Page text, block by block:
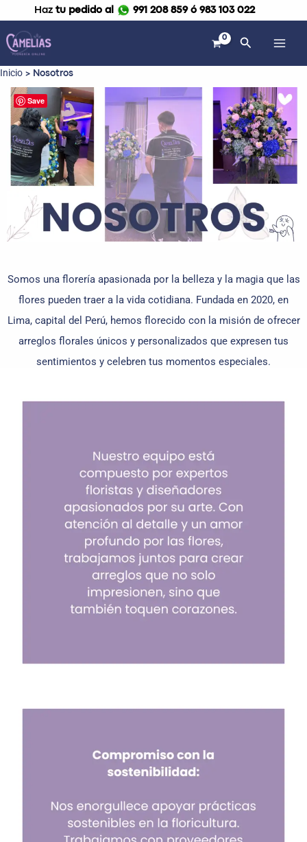
al
contenido
Haz tu pedido al 991 208 859 ó 983 103 022
Buscar
Inicio Nosotros
Somos una florería apasionada por la belleza y la magia que las
flores pueden traer a la vida cotidiana. Fundada en 2020, en
Lima, capital del Perú, hemos florecido con la misión de ofrecer
arreglos florales únicos y personalizados que expresen tus
sentimientos y celebren tus momentos especiales.
Save